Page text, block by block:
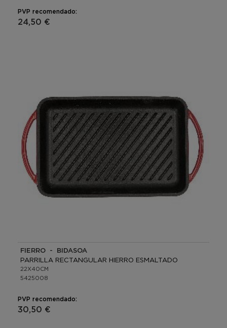
PVP recomendado:
24,50 €
FIERRO - BIDASOA
PARRILLA RECTANGULAR HIERRO ESMALTADO
22X40CM
5425008
PVP recomendado:
30,50 €